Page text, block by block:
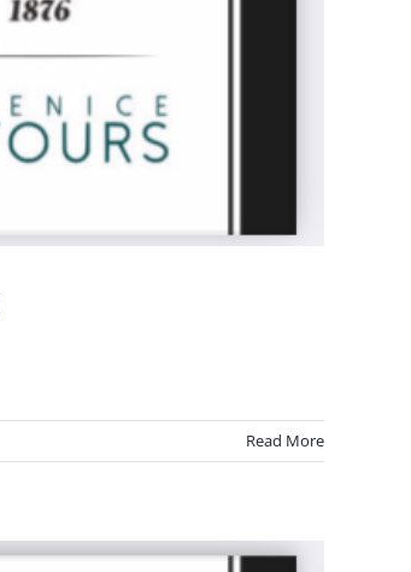
Read More